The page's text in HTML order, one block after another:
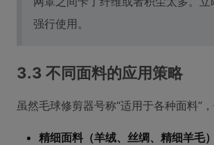
强行使用。
3.3 不同面料的应用策略
虽然毛球修剪器号称“适用于各种面料”
精细面料（羊绒、丝绸、精细羊毛）